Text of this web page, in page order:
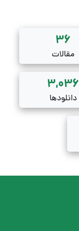
36
مقالات
3,036
دانلودها